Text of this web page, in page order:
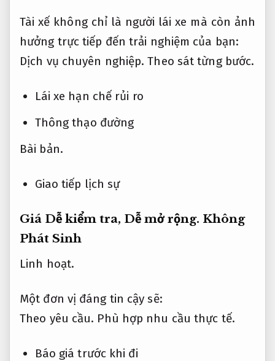
Tài xế không chỉ là người lái xe mà còn ảnh
hưởng trực tiếp đến trải nghiệm của bạn:
Dịch vụ chuyên nghiệp. Theo sát từng bước.
Lái xe hạn chế rủi ro
Thông thạo đường
Bài bản.
Giao tiếp lịch sự
Giá Dễ kiểm tra, Dễ mở rộng. Không
Phát Sinh
Linh hoạt.
Một đơn vị đáng tin cậy sẽ:
Theo yêu cầu. Phù hợp nhu cầu thực tế.
Báo giá trước khi đi